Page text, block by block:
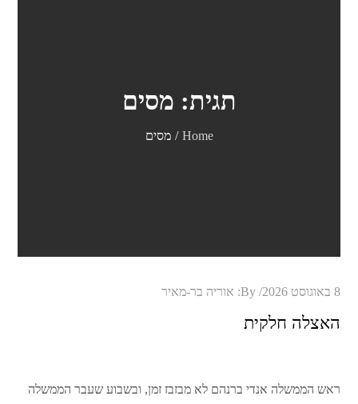
תגית: מסים
Home מסים
Posted
8 באוגוסט 2026 By: אוריה בר-מאיר
האצלה חלקית
ראש הממשלה אנדי ברנהם לא מבזבז זמן, ובשבוע שעבר הממשלה